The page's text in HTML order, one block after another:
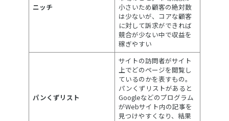
ニッチ
小さいため顧客の絶対数
は少ないが、コアな顧客
に対して訴求ができれば
競合が少ない中で収益を
稼ぎやすい
パンくずリスト
サイトの訪問者がサイト
上でどのページを閲覧し
ているのかを表すもの。
パンくずリストがあると
Googleなどのプログラム
がWebサイト内の記事を
見つけやすくなり、結果